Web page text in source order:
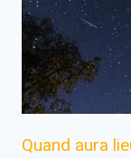
Quand aura